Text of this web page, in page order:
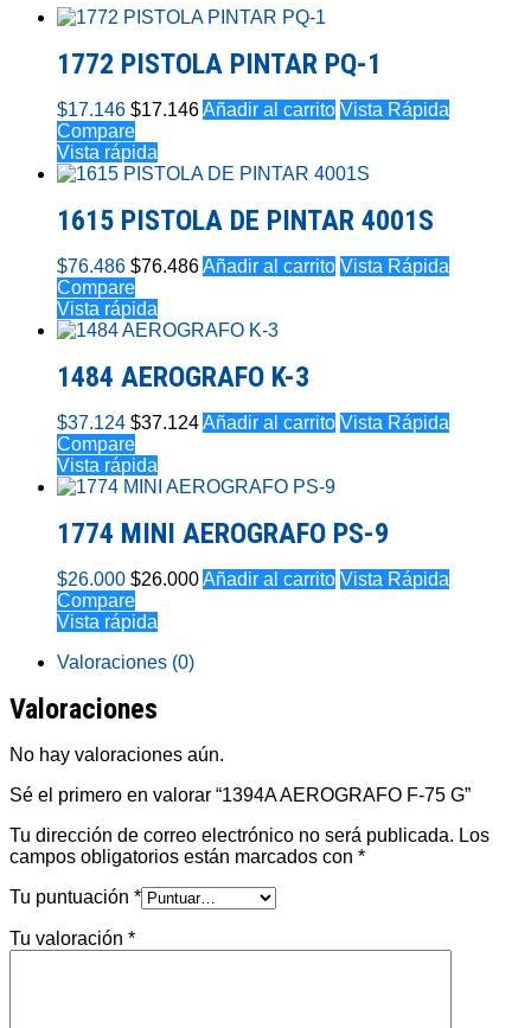
1772 PISTOLA PINTAR PQ-1
$17.146 $17.146Añadir al carrito Vista Rápida
Compare
Vista rápida
1615 PISTOLA DE PINTAR 4001S
$76.486 $76.486Añadir al carrito Vista Rápida
Compare
Vista rápida
1484 AEROGRAFO K-3
$37.124 $37.124Añadir al carrito Vista Rápida
Compare
Vista rápida
1774 MINI AEROGRAFO PS-9
$26.000 $26.000Añadir al carrito Vista Rápida
Compare
Vista rápida
Valoraciones (0)
Valoraciones
No hay valoraciones aún.
Sé el primero en valorar “1394A AEROGRAFO F-75 G”
Tu dirección de correo electrónico no será publicada. Los
campos obligatorios están marcados con *
Tu puntuación *
Tu valoración *